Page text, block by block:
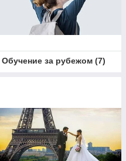
Обучение за рубежом (7)